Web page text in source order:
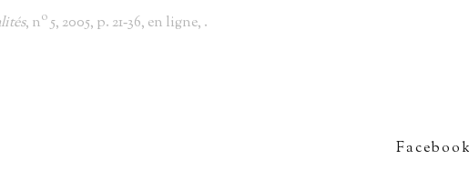
, no5, 2005, p. 21‑36, en ligne, .
Facebook